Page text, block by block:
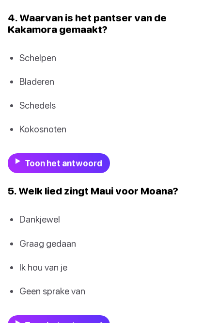
4. Waarvan is het pantser van de
Kakamora gemaakt?
Schelpen
Bladeren
Schedels
Kokosnoten
Toon het antwoord
5. Welk lied zingt Maui voor Moana?
Dankjewel
Graag gedaan
Ik hou van je
Geen sprake van